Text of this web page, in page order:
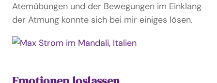
Atemübungen und der Bewegungen im Einklang
der Atmung konnte sich bei mir einiges lösen.